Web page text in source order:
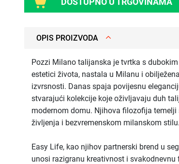
OPIS PROIZVODA
Pozzi Milano talijanska je tvrtka s
estetici života, nastala u Milanu i
izvrsnosti. Danas spaja povijesnu
stvarajući kolekcije koje oživljavaju duh
modernom domu. Njihova filozofija
življenja i bezvremenskom milanskom stilu.
Easy Life, kao njihov partnerski brend u
unosi razigranu kreativnost i